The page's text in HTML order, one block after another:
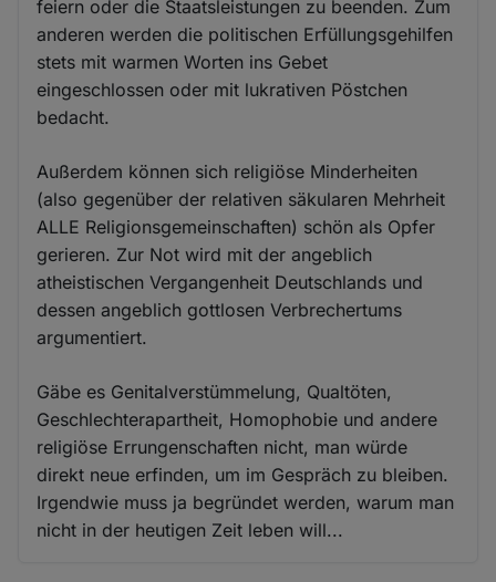
feiern oder die Staatsleistungen zu beenden. Zum
anderen werden die politischen Erfüllungsgehilfen
stets mit warmen Worten ins Gebet
eingeschlossen oder mit lukrativen Pöstchen
bedacht.
Außerdem können sich religiöse Minderheiten
(also gegenüber der relativen säkularen Mehrheit
ALLE Religionsgemeinschaften) schön als Opfer
gerieren. Zur Not wird mit der angeblich
atheistischen Vergangenheit Deutschlands und
dessen angeblich gottlosen Verbrechertums
argumentiert.
Gäbe es Genitalverstümmelung, Qualtöten,
Geschlechterapartheit, Homophobie und andere
religiöse Errungenschaften nicht, man würde
direkt neue erfinden, um im Gespräch zu bleiben.
Irgendwie muss ja begründet werden, warum man
nicht in der heutigen Zeit leben will...